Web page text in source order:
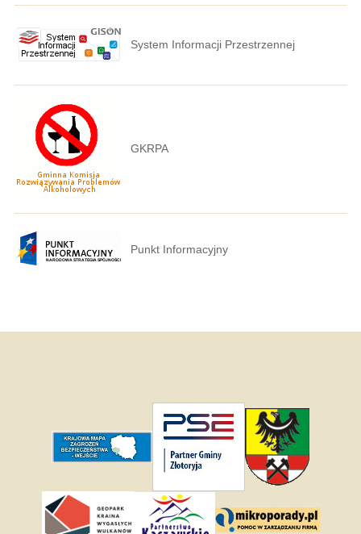
System Informacji Przestrzennej
GKRPA
Punkt Informacyjny